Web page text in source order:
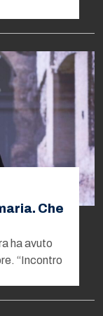
Che
ha avuto
“Incontro